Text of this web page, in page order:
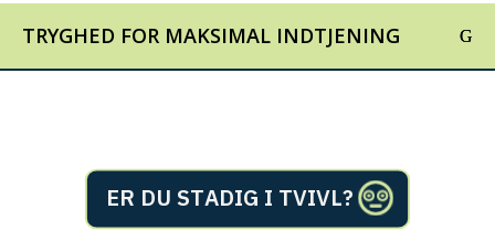
TRYGHED FOR MAKSIMAL INDTJENING
ER DU STADIG I TVIVL?